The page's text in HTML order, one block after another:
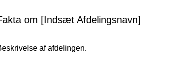
om [Indsæt Afdelingsnavn]
af afdelingen.